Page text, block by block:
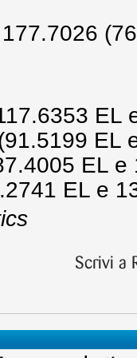
EL
EL
EL e
EL e
Scrivi a